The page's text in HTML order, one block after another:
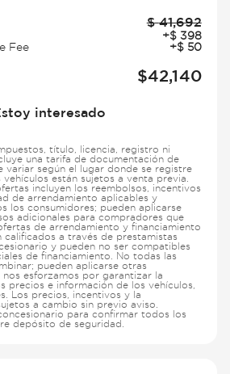
$ 41,692
+$ 398
Fee
+$ 50
$42,140
interesado
título, licencia, registro ni
una tarifa de documentación de
variar según el lugar donde se registre
están sujetos a venta previa.
incluyen los reembolsos, incentivos
de arrendamiento aplicables y
los consumidores; pueden aplicarse
adicionales para compradores que
de arrendamiento y financiamiento
calificados a través de prestamistas
y pueden no ser compatibles
de financiamiento. No todas las
pueden aplicarse otras
nos esforzamos por garantizar la
precios e información de los vehículos,
Los precios, incentivos y la
a cambio sin previo aviso.
para confirmar todos los
depósito de seguridad.